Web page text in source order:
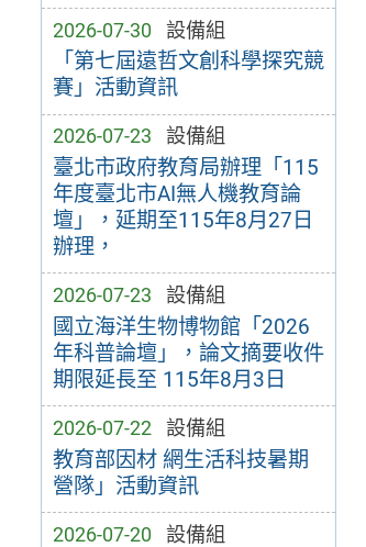
2026-07-30 設備組
「第七屆遠哲文創科學探究競
賽」活動資訊
2026-07-23 設備組
臺北市政府教育局辦理「115
年度臺北市AI無人機教育論
壇」，延期至115年8月27日
辦理，
2026-07-23 設備組
國立海洋生物博物館「2026
年科普論壇」，論文摘要收件
期限延長至 115年8月3日
2026-07-22 設備組
教育部因材 網生活科技暑期
營隊」活動資訊
2026-07-20 設備組